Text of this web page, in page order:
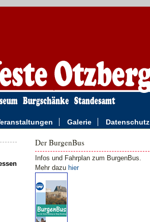
Galerie Datenschutz
Der BurgenBus
Infos und Fahrplan zum BurgenBus.
Mehr dazu hier